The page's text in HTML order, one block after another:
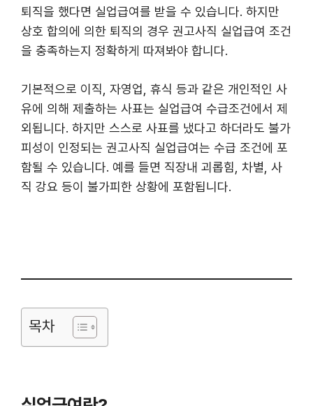
퇴직을 했다면 실업급여를 받을 수 있습니다. 하지만
상호 합의에 의한 퇴직의 경우 권고사직 실업급여 조건
을 충족하는지 정확하게 따져봐야 합니다.
기본적으로 이직, 자영업, 휴식 등과 같은 개인적인 사
유에 의해 제출하는 사표는 실업급여 수급조건에서 제
외됩니다. 하지만 스스로 사표를 냈다고 하더라도 불가
피성이 인정되는 권고사직 실업급여는 수급 조건에 포
함될 수 있습니다. 예를 들면 직장내 괴롭힘, 차별, 사
직 강요 등이 불가피한 상황에 포함됩니다.
목차